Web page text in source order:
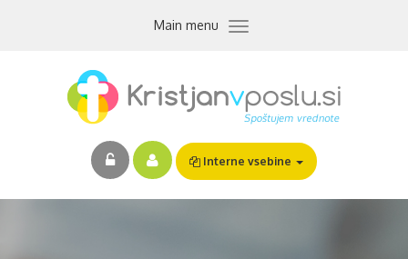
to
Toggle
Main menu
Interne vsebine